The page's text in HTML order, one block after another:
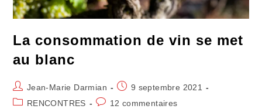
La consommation de vin se met
au blanc
Auteur/autrice
de
Jean-Marie Darmian
Publication
publiée :
9 septembre 2021
PostRENCONTRES
Commentaires
12 commentaires